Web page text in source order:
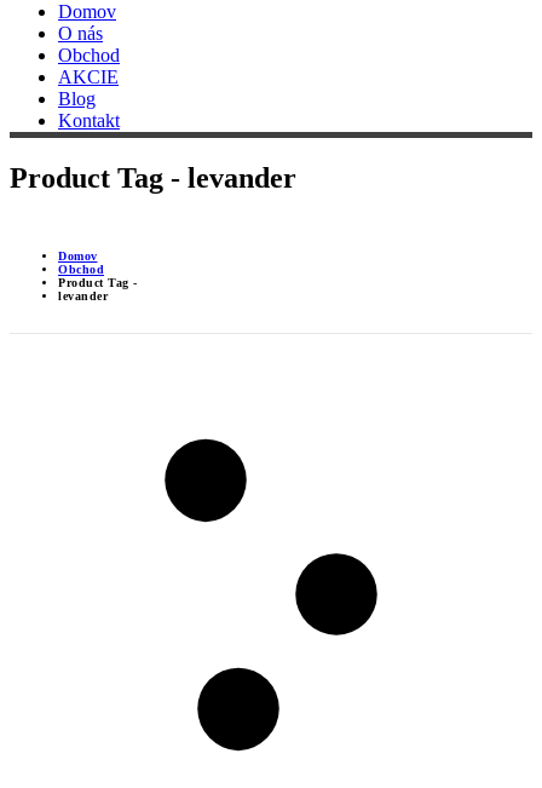
Domov
O nás
Obchod
AKCIE
Blog
Kontakt
Product Tag - levander
Domov
Obchod
Product Tag -
levander